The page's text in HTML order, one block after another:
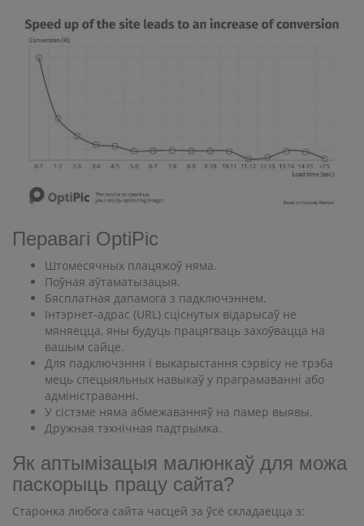
Перавагі OptiPic
Штомесячных плацяжоў няма.
Поўная аўтаматызацыя.
Бясплатная дапамога з падключэннем.
Інтэрнет-адрас (URL) сціснутых відарысаў не
мяняецца, яны будуць працягваць захоўвацца на
вашым сайце.
Для падключэння і выкарыстання сэрвісу не трэба
мець спецыяльных навыкаў у праграмаванні або
адміністраванні.
У сістэме няма абмежаванняў на памер выявы.
Дружная тэхнічная падтрымка.
Як аптымізацыя малюнкаў для можа
паскорыць працу сайта?
Старонка любога сайта часцей за ўсё складаецца з: